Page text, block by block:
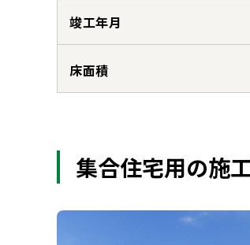
竣工年月
床面積
集合住宅用の施